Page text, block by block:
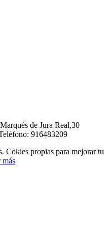
de Jura Real,30
916483209
Cokies propias para mejorar tu
más